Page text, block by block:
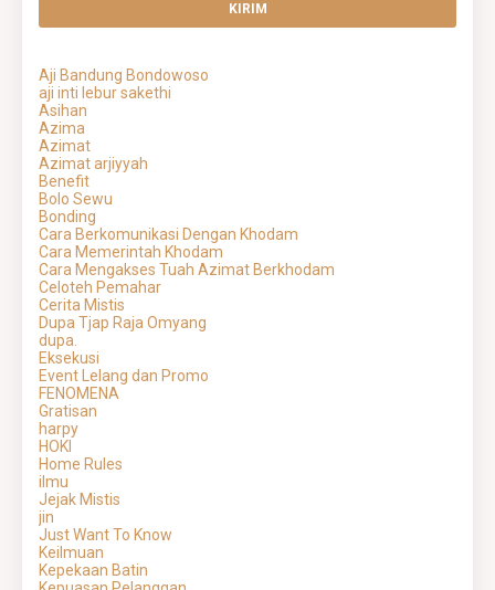
Aji Bandung Bondowoso
aji inti lebur sakethi
Asihan
Azima
Azimat
Azimat arjiyyah
Benefit
Bolo Sewu
Bonding
Cara Berkomunikasi Dengan Khodam
Cara Memerintah Khodam
Cara Mengakses Tuah Azimat Berkhodam
Celoteh Pemahar
Cerita Mistis
Dupa Tjap Raja Omyang
dupa.
Eksekusi
Event Lelang dan Promo
FENOMENA
Gratisan
harpy
HOKI
Home Rules
ilmu
Jejak Mistis
jin
Just Want To Know
Keilmuan
Kepekaan Batin